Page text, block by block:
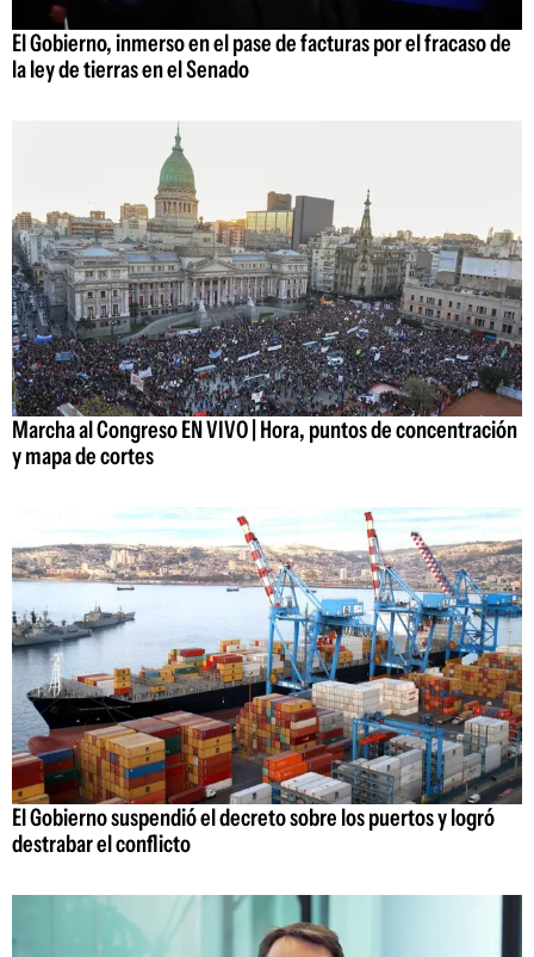
El Gobierno, inmerso en el pase de facturas por el fracaso de
la ley de tierras en el Senado
Marcha al Congreso EN VIVO | Hora, puntos de concentración
y mapa de cortes
El Gobierno suspendió el decreto sobre los puertos y logró
destrabar el conflicto